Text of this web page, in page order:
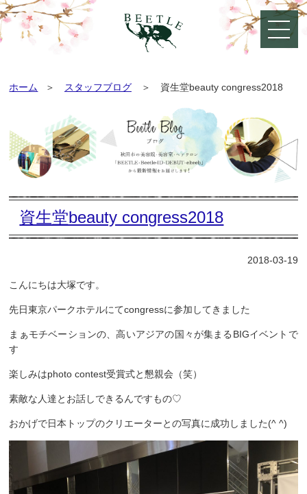
ホーム スタッフブログ 資生堂beauty congress2018
資生堂beauty congress2018
2018-03-19
こんにちは大塚です。
先日東京パークホテルにてcongressに参加してきました
まぁモチベーションの、高いアジアの国々が集まるBIGイベントで
す
楽しみはphoto contest受賞式と懇親会（笑）
素敵な人達とお話しできるんですもの♡
おかげで日本トップのクリエーターとの写真に成功しました(^ ^)